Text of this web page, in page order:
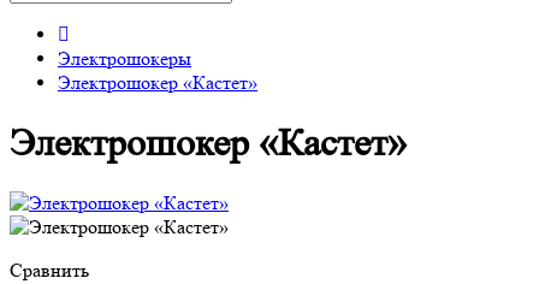
Электрошокеры
Электрошокер «Кастет»
Электрошокер «Кастет»
Сравнить